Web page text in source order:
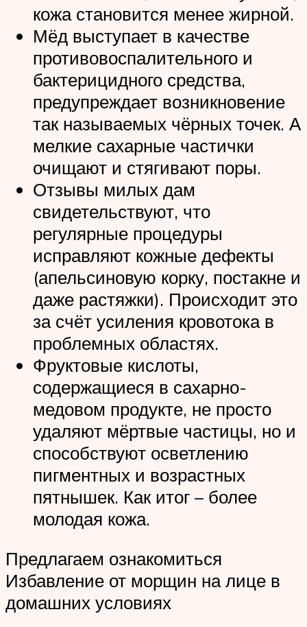
кожа становится менее жирной.
Мёд выступает в качестве
противовоспалительного и
бактерицидного средства,
предупреждает возникновение
так называемых чёрных точек. А
мелкие сахарные частички
очищают и стягивают поры.
Отзывы милых дам
свидетельствуют, что
регулярные процедуры
исправляют кожные дефекты
(апельсиновую корку, постакне и
даже растяжки). Происходит это
за счёт усиления кровотока в
проблемных областях.
Фруктовые кислоты,
содержащиеся в сахарно-
медовом продукте, не просто
удаляют мёртвые частицы, но и
способствуют осветлению
пигментных и возрастных
пятнышек. Как итог – более
молодая кожа.
Предлагаем ознакомиться
Избавление от морщин на лице в
домашних условиях